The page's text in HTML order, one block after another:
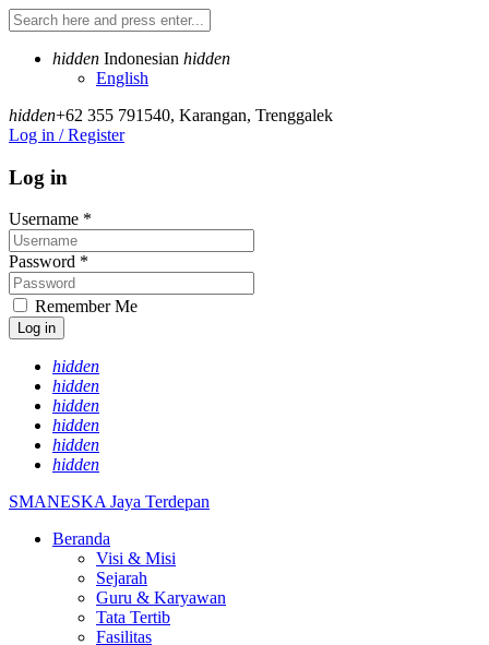
hidden Indonesian hidden
English
hidden+62 355 791540, Karangan, Trenggalek
Log in / Register
Log in
Username *
Password *
Remember Me
Log in
hidden
hidden
hidden
hidden
hidden
hidden
SMANESKA Jaya Terdepan
Beranda
Visi & Misi
Sejarah
Guru & Karyawan
Tata Tertib
Fasilitas